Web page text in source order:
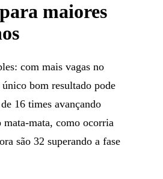
maiores
com mais vagas no
bom resultado pode
16 times avançando
mata, como ocorria
são 32 superando a fase